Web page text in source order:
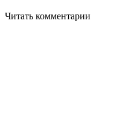
Читать комментарии